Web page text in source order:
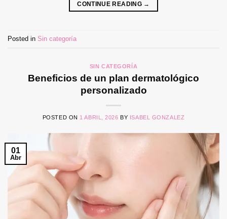
CONTINUE READING →
Posted in Sin categoría
SIN CATEGORÍA
Beneficios de un plan dermatológico
personalizado
POSTED ON 1 ABRIL, 2026 BY ISABEL GONZALEZ
01
Abr